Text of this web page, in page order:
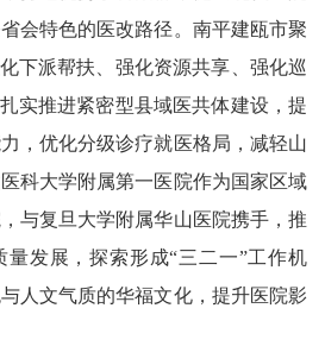
会特色的医改路径。南平建瓯市聚
下派帮扶、强化资源共享、强化巡
实推进紧密型县域医共体建设，提
，优化分级诊疗就医格局，减轻山
科大学附属第一医院作为国家区域
与复旦大学附属华山医院携手，推
发展，探索形成“三二一”工作机
人文气质的华福文化，提升医院影